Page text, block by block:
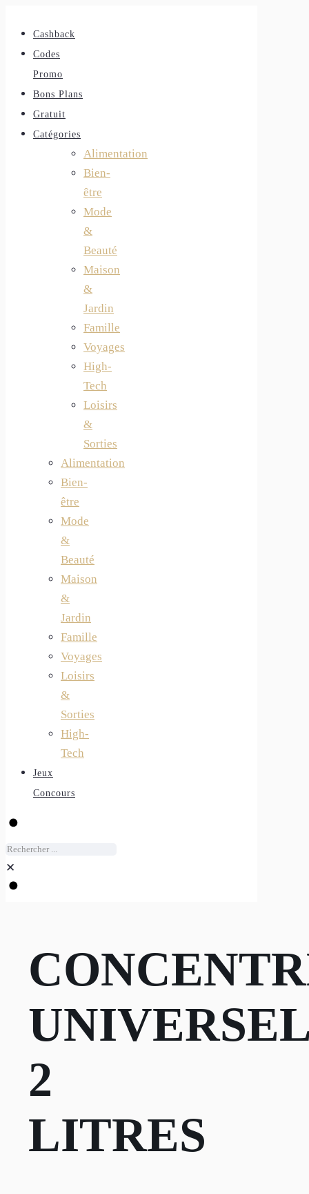
Cashback
Codes
Promo
Bons Plans
Gratuit
Catégories
Alimentation
Bien-
être
Mode
&
Beauté
Maison
&
Jardin
Famille
Voyages
High-
Tech
Loisirs
&
Sorties
Alimentation
Bien-
être
Mode
&
Beauté
Maison
&
Jardin
Famille
Voyages
Loisirs
&
Sorties
High-
Tech
Jeux
Concours
✕
UNIVERSEL
2
LITRES